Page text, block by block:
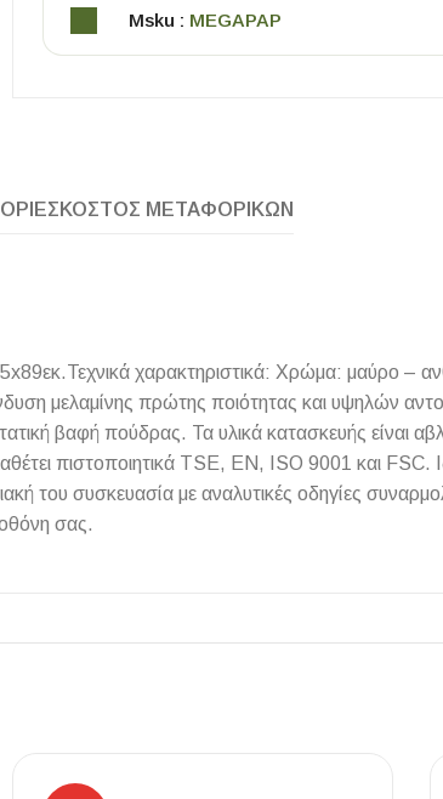
Msku : MEGAPAP
ΚΌΣΤΟΣ ΜΕΤΑΦΟΡΙΚΏΝ
χαρακτηριστικά: Χρώμα: μαύρο –
μελαμίνης πρώτης ποιότητας και υψηλών
βαφή πούδρας. Τα υλικά κατασκευής είναι
πιστοποιητικά TSE, EN, ISO 9001 και FSC.
του συσκευασία με αναλυτικές οδηγίες
σας.